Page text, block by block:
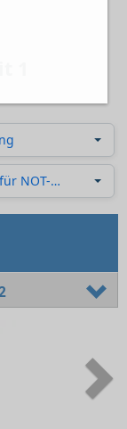
NOT-AUS